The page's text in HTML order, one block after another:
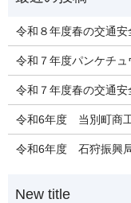
令和８年度春の交通安
令和７年度パンケチュ
令和７年度春の交通安
令和6年度 当別町商
令和6年度 石狩振興